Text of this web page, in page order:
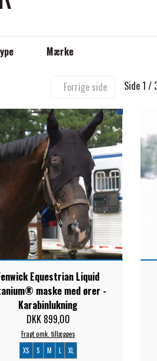
Mærke
Forrige side Side 1 /
Equestrian Liquid
maske med ører -
Karabinlukning
DKK 899,00
Fragt omk. tillægges
XS
S M L XL